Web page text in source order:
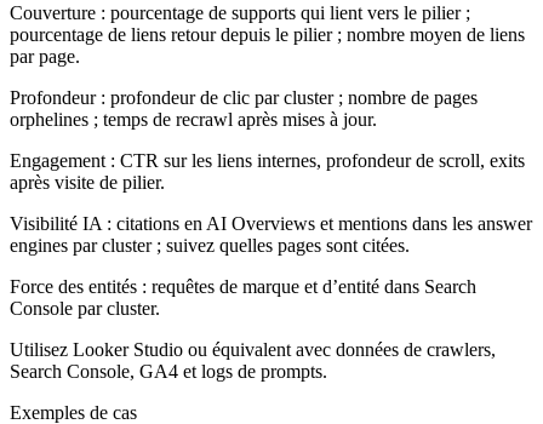
Couverture : pourcentage de supports qui lient vers le pilier ;
pourcentage de liens retour depuis le pilier ; nombre moyen de liens
par page.
Profondeur : profondeur de clic par cluster ; nombre de pages
orphelines ; temps de recrawl après mises à jour.
Engagement : CTR sur les liens internes, profondeur de scroll, exits
après visite de pilier.
Visibilité IA : citations en AI Overviews et mentions dans les answer
engines par cluster ; suivez quelles pages sont citées.
Force des entités : requêtes de marque et d’entité dans Search
Console par cluster.
Utilisez Looker Studio ou équivalent avec données de crawlers,
Search Console, GA4 et logs de prompts.
Exemples de cas